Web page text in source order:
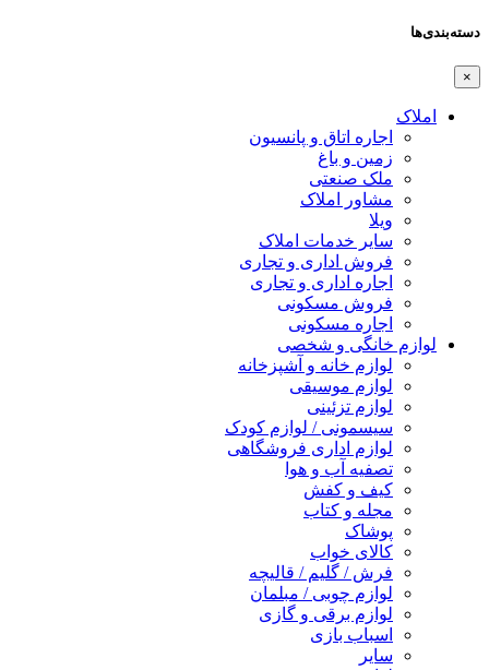
دسته‌بندی‌ها
×
املاک
اجاره اتاق و پانسیون
زمین و باغ
ملک صنعتی
مشاور املاک
ویلا
سایر خدمات املاک
فروش اداری و تجاری
اجاره اداری و تجاری
فروش مسکونی
اجاره مسکونی
لوازم خانگی و شخصی
لوازم خانه و آشپزخانه
لوازم موسیقی
لوازم تزئینی
سیسمونی / لوازم کودک
لوازم اداری فروشگاهی
تصفیه آب و هوا
کیف و کفش
مجله و کتاب
پوشاک
کالای خواب
فرش / گلیم / قالیچه
لوازم چوبی / مبلمان
لوازم برقی و گازی
اسباب بازی
سایر